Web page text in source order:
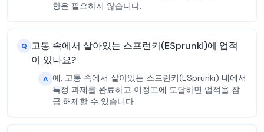
항은 필요하지 않습니다.
Q 고통 속에서 살아있는 스프런키(ESprunki)에 업적
이 있나요?
A 예, 고통 속에서 살아있는 스프런키(ESprunki) 내에서
특정 과제를 완료하고 이정표에 도달하면 업적을 잠
금 해제할 수 있습니다.